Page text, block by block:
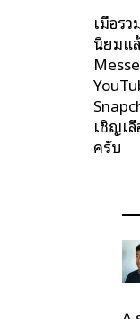
เมื่อร
นิยมแ
เชิญเ
ครับ